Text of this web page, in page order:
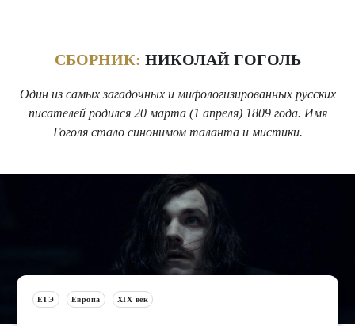
СБОРНИК: НИКОЛАЙ ГОГОЛЬ
Один из самых загадочных и мифологизированных русских
писателей родился 20 марта (1 апреля) 1809 года. Имя
Гоголя стало синонимом таланта и мистики.
ЕГЭ Европа XIX век